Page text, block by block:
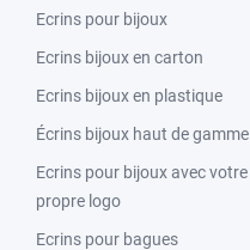
Ecrins pour bijoux
Ecrins bijoux en carton
Ecrins bijoux en plastique
Écrins bijoux haut de gamme
Ecrins pour bijoux avec votre
propre logo
Ecrins pour bagues